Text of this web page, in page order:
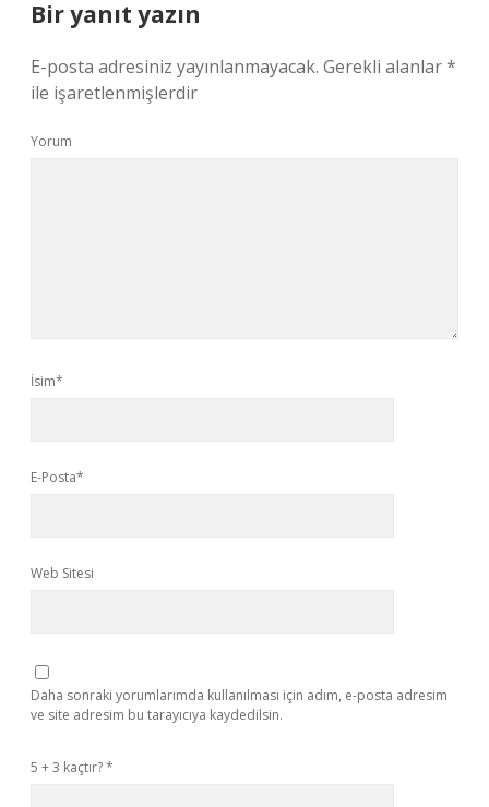
Bir yanıt yazın
E-posta adresiniz yayınlanmayacak. Gerekli alanlar*
ile işaretlenmişlerdir
Yorum
İsim*
E-Posta*
Web Sitesi
Daha sonraki yorumlarımda kullanılması için adım, e-posta adresim
ve site adresim bu tarayıcıya kaydedilsin.
5 + 3 kaçtır?*